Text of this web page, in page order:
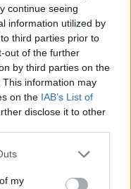
continue seeing
information utilized by
third parties prior to
out of the further
by third parties on the
This information may
on the IAB’s List of
disclose it to other
one or more Google
You may click to
my
της Επιτροπής,
διασυνοριακής
εφαρμογών